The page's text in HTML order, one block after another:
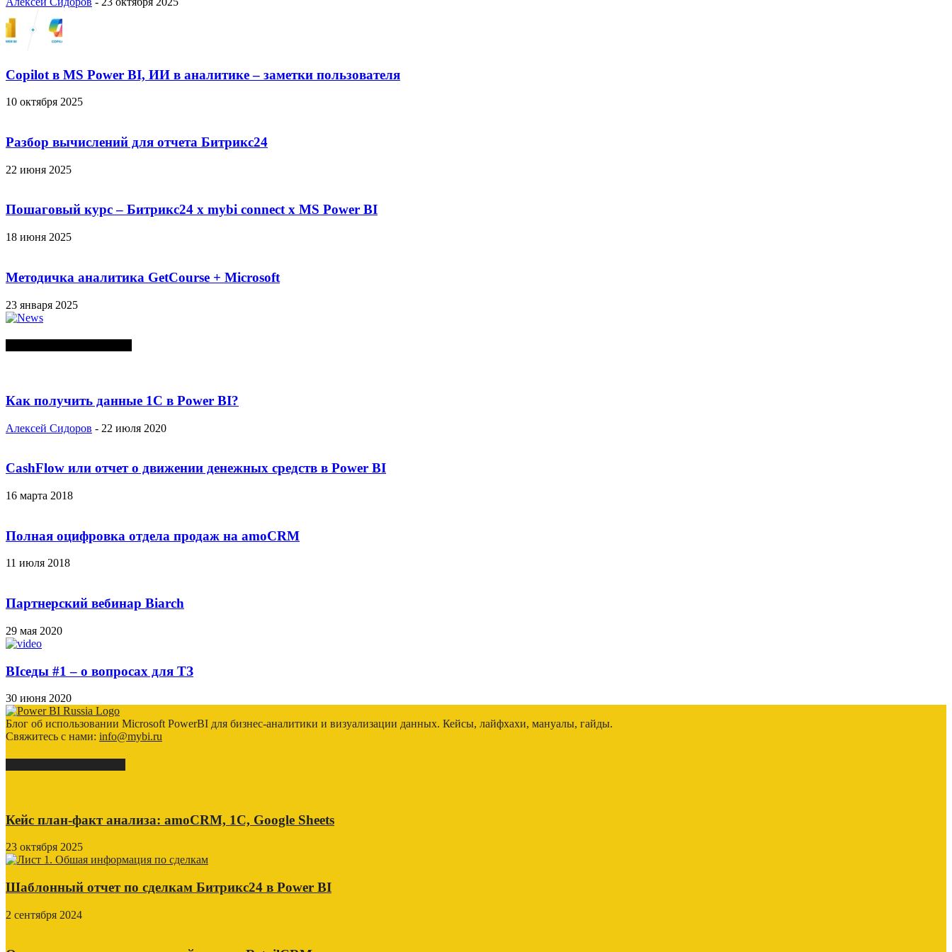
Copilot в MS Power BI, ИИ в аналитике – заметки пользователя
10 октября 2025
Разбор вычислений для отчета Битрикс24
22 июня 2025
Пошаговый курс – Битрикс24 х mybi connect х MS Power BI
18 июня 2025
Методичка аналитика GetCourse + Microsoft
23 января 2025
Как получить данные 1С в Power BI?
Алексей Сидоров - 22 июля 2020
CashFlow или отчет о движении денежных средств в Power BI
16 марта 2018
Полная оцифровка отдела продаж на amoCRM
11 июля 2018
Партнерский вебинар Biarch
29 мая 2020
BIседы #1 – о вопросах для ТЗ
30 июня 2020
Блог об использовании Microsoft PowerBI для бизнес-аналитики и визуализации данных. Кейсы, лайфхахи, мануалы, гайды.
Свяжитесь с нами: info@mybi.ru
Кейс план-факт анализа: amoCRM, 1C, Google Sheets
23 октября 2025
Шаблонный отчет по сделкам Битрикс24 в Power BI
2 сентября 2024